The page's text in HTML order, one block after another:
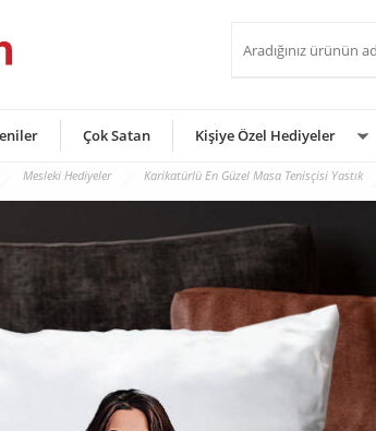
Çok Satan Kişiye Özel Hediyeler
Mesleki Hediyeler Karikatürlü En Güzel Masa Tenisçisi Yastık